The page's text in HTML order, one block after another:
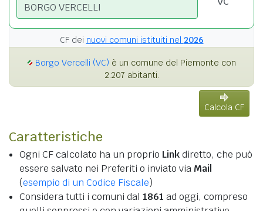
CF dei nuovi comuni istituiti nel 2026
Borgo Vercelli (VC) è un comune del Piemonte con
2.207 abitanti.
Calcola CF
Caratteristiche
Ogni CF calcolato ha un proprio Linkdiretto, che può
essere salvato nei Preferiti o inviato via Mail
(esempio di un Codice Fiscale)
Considera tutti i comuni dal 1861 ad oggi, compreso